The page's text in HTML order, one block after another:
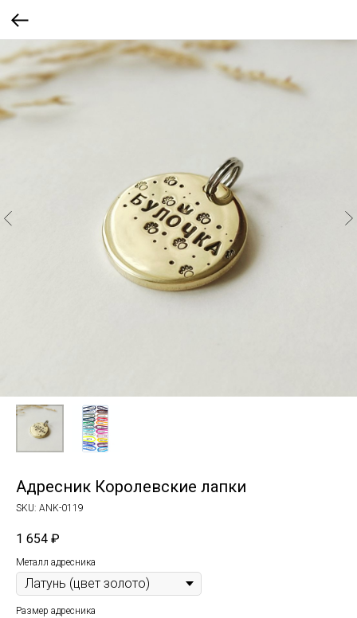
Адресник Королевские лапки
SKU: ANK-0119
1 654 ₽
Металл адресника
Размер адресника